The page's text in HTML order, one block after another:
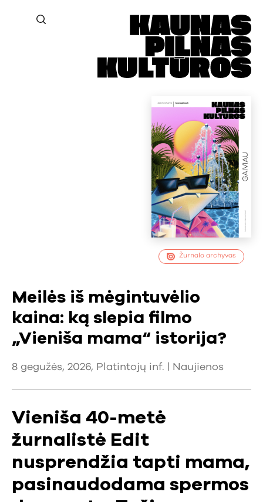
Žurnalo archyvas
Meilės iš mėgintuvėlio
kaina: ką slepia filmo
„Vieniša mama“ istorija?
8 gegužės, 2026, Platintojų inf. | Naujienos
Vieniša 40-metė
žurnalistė Edit
nusprendžia tapti mama,
pasinaudodama spermos